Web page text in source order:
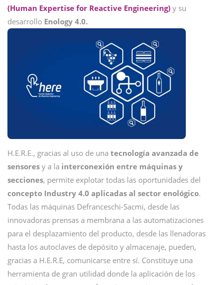
(Human Expertise for Reactive Engineering) y su
desarrollo Enology 4.0.
H.E.R.E., gracias al uso de una tecnología avanzada de
sensores y a la interconexión entre máquinas y
secciones, permite explotar todas las oportunidades del
concepto Industry 4.0 aplicadas al sector enológico.
Todas las máquinas Defranceschi-Sacmi, desde las
innovadoras prensas a membrana a las automatizaciones
para el desplazamiento del producto, desde las llenadoras
hasta los autoclaves de depósito y almacenaje, pueden,
gracias a H.E.R.E, comunicarse entre sí. Constituye una
herramienta de gran utilidad donde la aplicación de los